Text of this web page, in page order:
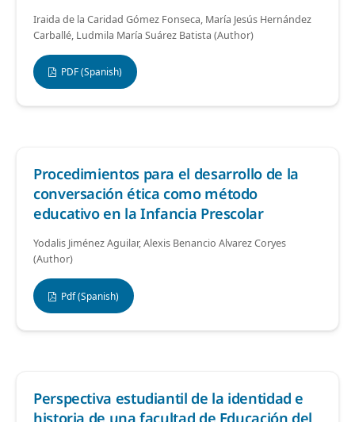
Iraida de la Caridad Gómez Fonseca, María Jesús Hernández
Carballé, Ludmila María Suárez Batista (Author)
PDF (Spanish)
Procedimientos para el desarrollo de la
conversación ética como método
educativo en la Infancia Prescolar
Yodalis Jiménez Aguilar, Alexis Benancio Alvarez Coryes
(Author)
Pdf (Spanish)
Perspectiva estudiantil de la identidad e
historia de una facultad de Educación del